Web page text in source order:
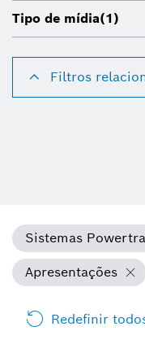
Tipo de mídia(1)
Filtros
Sistemas
Apresentações
Redefinir